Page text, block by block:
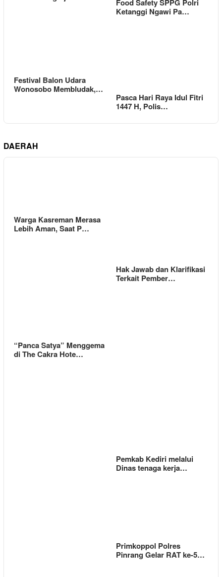
Food Safety SPPG Polri
Ketanggi Ngawi Pa…
Festival Balon Udara
Wonosobo Membludak,…
Pasca Hari Raya Idul Fitri
1447 H, Polis…
DAERAH
Warga Kasreman Merasa
Lebih Aman, Saat P…
Hak Jawab dan Klarifikasi
Terkait Pember…
“Panca Satya” Menggema
di The Cakra Hote…
Pemkab Kediri melalui
Dinas tenaga kerja…
Primkoppol Polres
Pinrang Gelar RAT ke-5…